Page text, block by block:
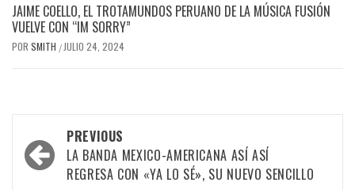
JAIME COELLO, EL TROTAMUNDOS PERUANO DE LA MÚSICA FUSIÓN
VUELVE CON “IM SORRY”
POR SMITH / JULIO 24, 2024
Post
navigation
PREVIOUS
LA BANDA MEXICO-AMERICANA ASÍ ASÍ
REGRESA CON «YA LO SÉ», SU NUEVO SENCILLO